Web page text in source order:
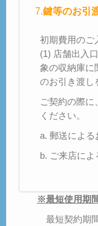
7.鍵等のお引
初期費用のご
(1) 店舗出入
象の収納庫に
のお引き渡し
ご契約の際に
ください。
a. 郵送による
b. ご来店によ
※最短使用期
最短契約期